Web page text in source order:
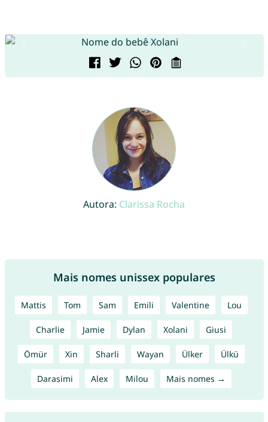
Autora: Clarissa Rocha
Mais nomes unissex populares
Mattis Tom Sam Emili Valentine Lou
Charlie Jamie Dylan Xolani Giusi
Ömür Xin Sharli Wayan Ülker Ülkü
Darasimi Alex Milou Mais nomes →